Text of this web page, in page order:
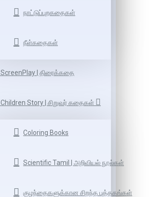
நாட்டுப்புறகதைகள்
நீள்கதைகள்
ScreenPlay | திரைக்கதை
Children Story | சிறுவர் கதைகள்
Coloring Books
Scientific Tamil | அறிவியல் நூல்கள்
குழந்தைகளுக்கான சிறந்த புத்தகங்கள்